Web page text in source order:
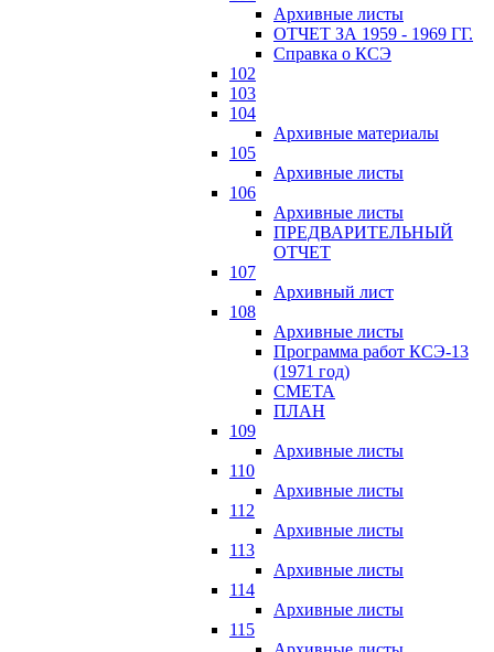
Архивные листы
ОТЧЕТ ЗА 1959 - 1969 ГГ.
Справка о КСЭ
102
103
104
Архивные материалы
105
Архивные листы
106
Архивные листы
ПРЕДВАРИТЕЛЬНЫЙ
ОТЧЕТ
107
Архивный лист
108
Архивные листы
Программа работ КСЭ-13
(1971 год)
СМЕTA
ПЛАН
109
Архивные листы
110
Архивные листы
112
Архивные листы
113
Архивные листы
114
Архивные листы
115